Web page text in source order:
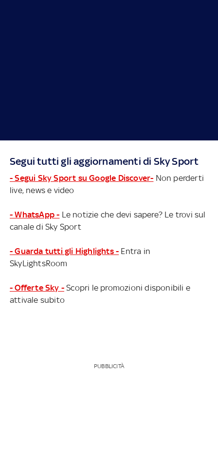
Segui tutti gli aggiornamenti di Sky Sport
- Segui Sky Sport su Google Discover- Non perderti
live, news e video
- WhatsApp - Le notizie che devi sapere? Le trovi sul
canale di Sky Sport
- Guarda tutti gli Highlights - Entra in
SkyLightsRoom
- Offerte Sky - Scopri le promozioni disponibili e
attivale subito
PUBBLICITÀ